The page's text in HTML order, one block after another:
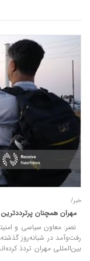
خبر/
مهران همچنان پرترددترین
رفت‌وآمد در شبانه‌روز
بین‌المللی مهران تردذ کرده‌اند به ۲ میلیون و ۸۴۵ هزار